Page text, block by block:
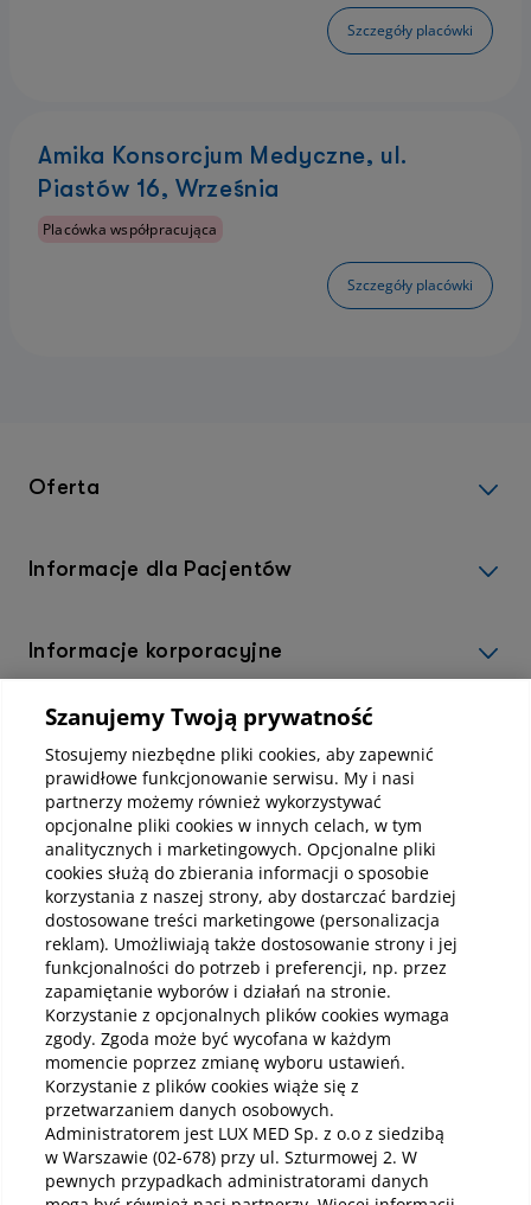
Szczegóły placówki
Amika Konsorcjum Medyczne, ul.
Piastów 16, Września
Placówka współpracująca
Szczegóły placówki
Oferta
Informacje dla Pacjentów
Informacje korporacyjne
Kup abonamenty online
Kup online
Pobierz aplikację mobilną
Szanujemy Twoją prywatność
Stosujemy niezbędne pliki cookies, aby zapewnić
prawidłowe funkcjonowanie serwisu. My i nasi
partnerzy możemy również wykorzystywać
opcjonalne pliki cookies w innych celach, w tym
analitycznych i marketingowych. Opcjonalne pliki
cookies służą do zbierania informacji o sposobie
korzystania z naszej strony, aby dostarczać bardziej
dostosowane treści marketingowe (personalizacja
reklam). Umożliwiają także dostosowanie strony i jej
funkcjonalności do potrzeb i preferencji, np. przez
zapamiętanie wyborów i działań na stronie.
Korzystanie z opcjonalnych plików cookies wymaga
zgody. Zgoda może być wycofana w każdym
momencie poprzez zmianę wyboru ustawień.
Korzystanie z plików cookies wiąże się z
przetwarzaniem danych osobowych.
Administratorem jest LUX MED Sp. z o.o z siedzibą
w Warszawie (02-678) przy ul. Szturmowej 2. W
pewnych przypadkach administratorami danych